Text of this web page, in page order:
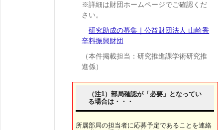
※詳細は財団ホームページでご確認くだ
さい。
研究助成の募集｜公益財団法人 山崎香
辛料振興財団
（本件掲載担当：研究推進課学術研究推
進係）
（注1）部局確認が「必要」となってい
る場合は・・・
所属部局の担当者に応募予定であることを連絡